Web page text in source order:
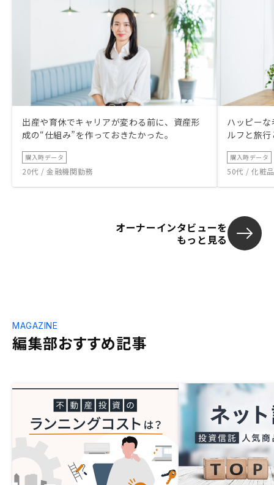
出産や育休でキャリアが変わる前に、資産形
成の“仕組み”を作っておきたかった。
購入時データ
20代 / 金融機関勤務
ハッピー
ルフと旅
購入時データ
50代 / 化粧
オーナーインタビューを
もっと見る
編集部おすすめ記事
MAGAZINE